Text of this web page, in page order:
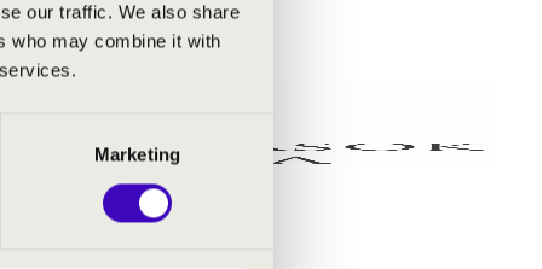
our traffic. We also share
who may combine it with
Marketing